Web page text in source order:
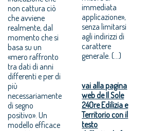
non cattura ciò
che avviene
realmente, dal
momento che si
basa su un
«mero raffronto
tra dati di anni
differenti e per di
più
necessariamente
di segno
positivo». Un
modello efficace
immediata
applicazione»,
senza limitarsi
agli indirizzi di
carattere
generale. (...)
vai alla pagina
web de Il Sole
24Ore Edilizia e
Territorio con il
testo